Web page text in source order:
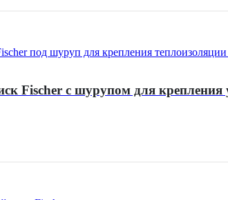
Fischer с шурупом для крепления